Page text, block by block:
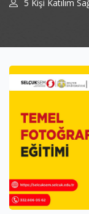
5 Kişi Katılım